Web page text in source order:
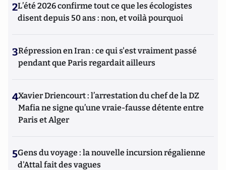
2L’été 2026 confirme tout ce que les écologistes
disent depuis 50 ans : non, et voilà pourquoi
3Répression en Iran : ce qui s'est vraiment passé
pendant que Paris regardait ailleurs
4Xavier Driencourt : l’arrestation du chef de la DZ
Mafia ne signe qu’une vraie-fausse détente entre
Paris et Alger
5Gens du voyage : la nouvelle incursion régalienne
d'Attal fait des vagues